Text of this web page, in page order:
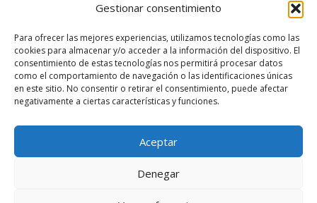
Gestionar consentimiento
Para ofrecer las mejores experiencias, utilizamos tecnologías como las
cookies para almacenar y/o acceder a la información del dispositivo. El
consentimiento de estas tecnologías nos permitirá procesar datos
como el comportamiento de navegación o las identificaciones únicas
en este sitio. No consentir o retirar el consentimiento, puede afectar
negativamente a ciertas características y funciones.
Aceptar
Denegar
Uso de cookies
Aviso legal
Copyright © Masia Angela Pla de Donat, 106 - 46940 - Manises -